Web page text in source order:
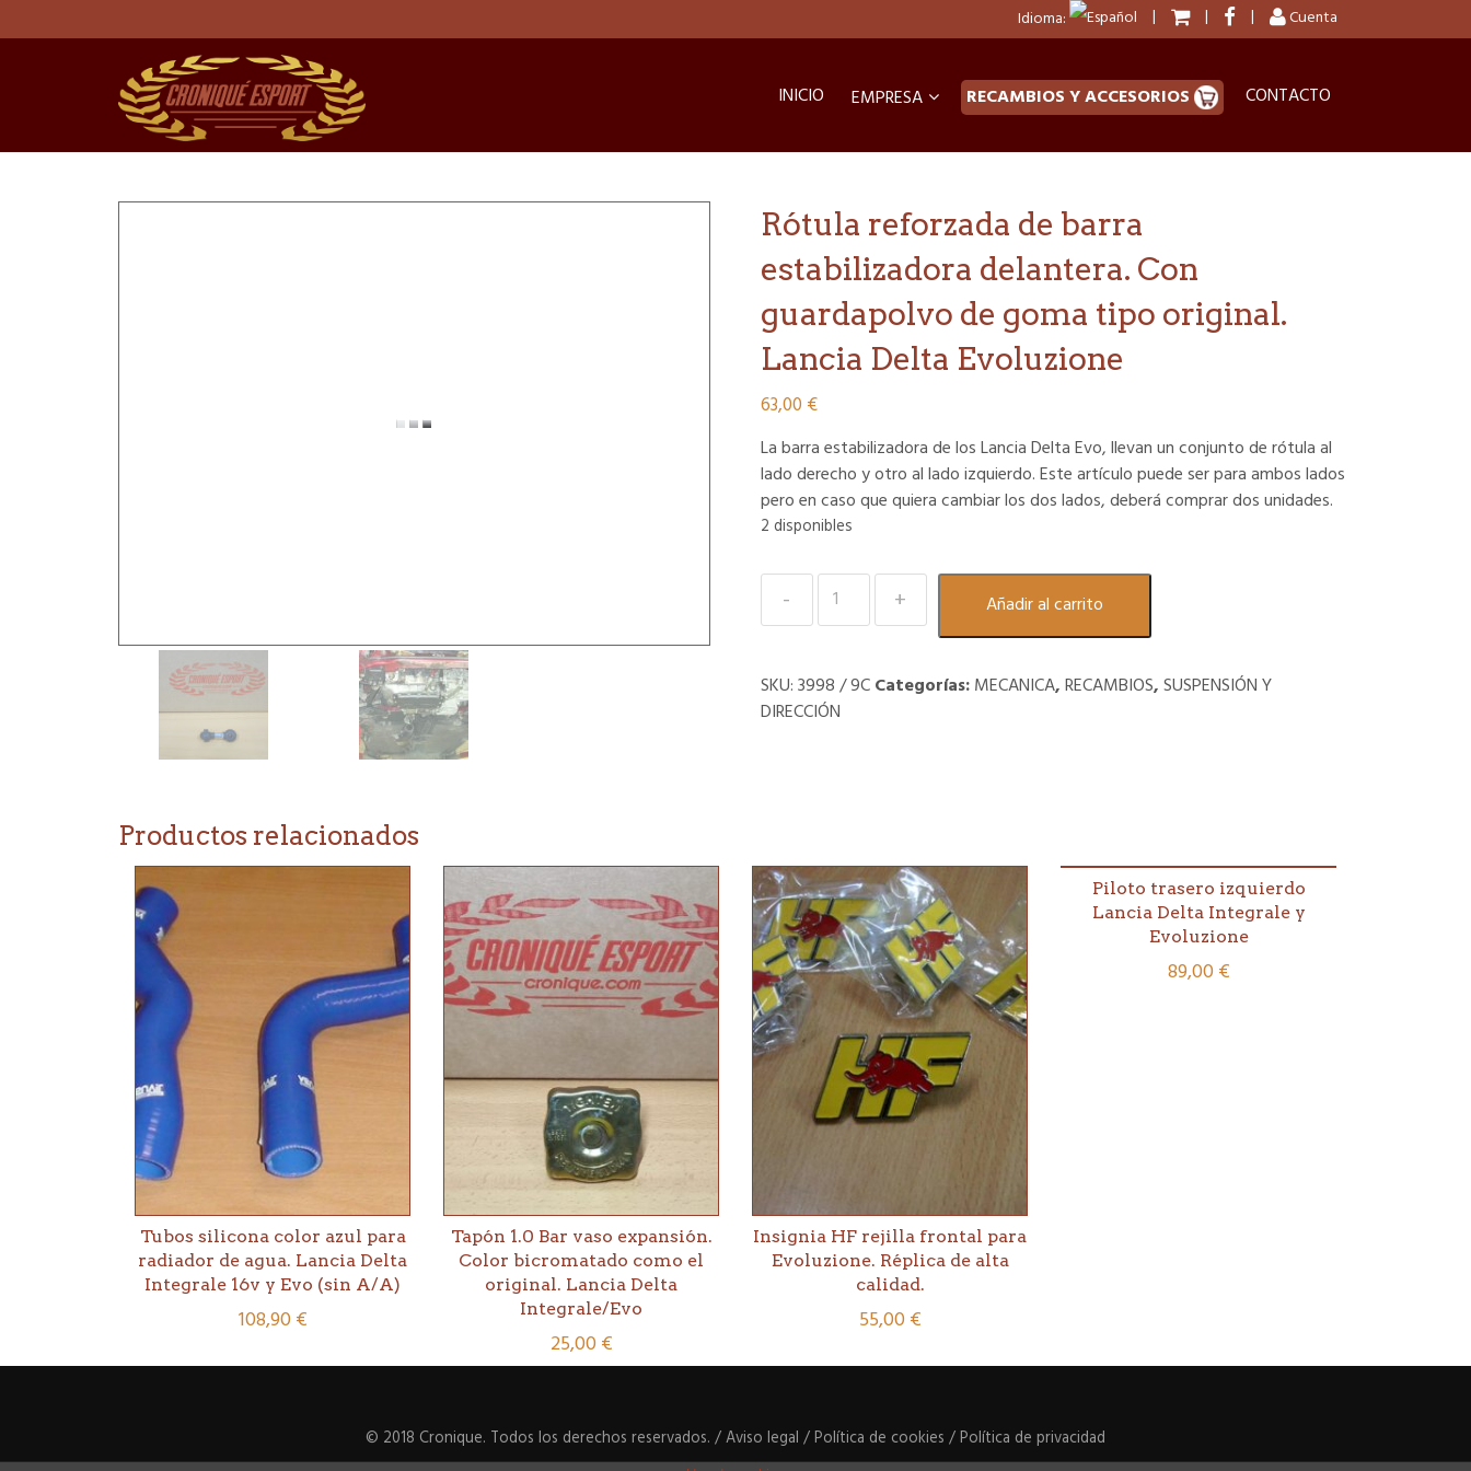
Idioma: Cuenta
INICIO EMPRESA RECAMBIOS Y ACCESORIOS CONTACTO
Rótula reforzada de barra
estabilizadora delantera. Con
guardapolvo de goma tipo original.
Lancia Delta Evoluzione
63,00 €
La barra estabilizadora de los Lancia Delta Evo, llevan un conjunto de rótula al
lado derecho y otro al lado izquierdo. Este artículo puede ser para ambos lados
pero en caso que quiera cambiar los dos lados, deberá comprar dos unidades.
2 disponibles
Rótula
reforzada
estabilizadora
delantera.
original.
Lancia
Delta
Evoluzione
cantidad
Añadir al carrito
SKU:3998 / 9C Categorías:MECANICA,RECAMBIOS,SUSPENSIÓN Y
DIRECCIÓN
Productos relacionados
Tubos silicona color azul para
radiador de agua. Lancia Delta
Integrale 16v y Evo (sin A/A)
108,90€
Tapón 1.0 Bar vaso expansión.
Color bicromatado como el
original. Lancia Delta
Integrale/Evo
25,00€
Insignia HF rejilla frontal para
Evoluzione. Réplica de alta
calidad.
55,00€
Piloto trasero izquierdo
Lancia Delta Integrale y
Evoluzione
89,00€
© 2018 Cronique. Todos los derechos reservados. /Aviso legal /Política de cookies /Política de privacidad